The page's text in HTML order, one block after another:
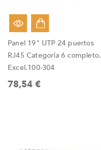
Panel 19" UTP 24 puertos
RJ45 Categoría 6 completo.
Excel.100-304
78,54 €